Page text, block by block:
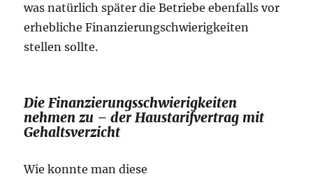
was natürlich später die Betriebe ebenfalls vor
erhebliche Finanzierungschwierigkeiten
stellen sollte.
Die Finanzierungsschwierigkeiten
nehmen zu – der Haustarifvertrag mit
Gehaltsverzicht
Wie konnte man diese